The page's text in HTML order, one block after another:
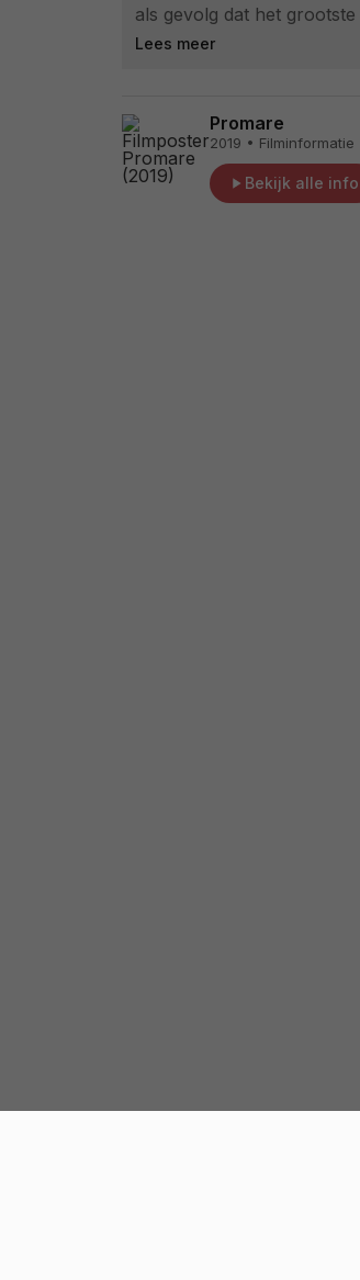
als gevolg dat het
Lees meer
Promare
2019 • Filminformatie
Bekijk alle info